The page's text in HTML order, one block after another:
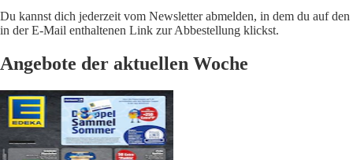
Du kannst dich jederzeit vom Newsletter abmelden, in dem du auf den
in der E-Mail enthaltenen Link zur Abbestellung klickst.
Angebote der aktuellen Woche